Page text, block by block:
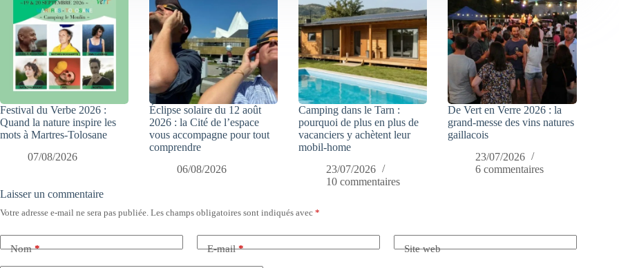
Festival du Verbe 2026 :
Quand la nature inspire les
mots à Martres-Tolosane
07/08/2026
Éclipse solaire du 12 août
2026 : la Cité de l’espace
vous accompagne pour tout
comprendre
06/08/2026
Camping dans le Tarn :
pourquoi de plus en plus de
vacanciers y achètent leur
mobil-home
23/07/2026
10 commentaires
De Vert en Verre 2026 : la
grand-messe des vins natures
gaillacois
23/07/2026
6 commentaires
Laisser un commentaire
Votre adresse e-mail ne sera pas publiée. Les champs obligatoires sont indiqués avec *
Nom* E-mail* Site web